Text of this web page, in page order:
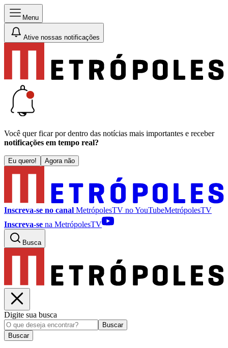
Menu
Ative nossas notificações
Você quer ficar por dentro das notícias mais importantes e receber
notificações em tempo real?
Eu quero! Agora não
Inscreva-se no canal MetrópolesTV noYouTubeMetrópolesTV
Inscreva-se na MetrópolesTV
Busca
Digite sua busca
Buscar
Buscar